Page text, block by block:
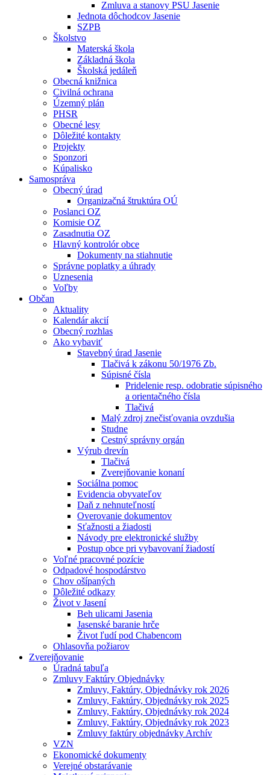
Zmluva a stanovy PSU Jasenie
Jednota dôchodcov Jasenie
SZPB
Školstvo
Materská škola
Základná škola
Školská jedáleň
Obecná knižnica
Civilná ochrana
Územný plán
PHSR
Obecné lesy
Dôležité kontakty
Projekty
Sponzori
Kúpalisko
Samospráva
Obecný úrad
Organizačná štruktúra OÚ
Poslanci OZ
Komisie OZ
Zasadnutia OZ
Hlavný kontrolór obce
Dokumenty na stiahnutie
Správne poplatky a úhrady
Uznesenia
Voľby
Občan
Aktuality
Kalendár akcií
Obecný rozhlas
Ako vybaviť
Stavebný úrad Jasenie
Tlačivá k zákonu 50/1976 Zb.
Súpisné čísla
Pridelenie resp. odobratie súpisného
a orientačného čísla
Tlačivá
Malý zdroj znečisťovania ovzdušia
Studne
Cestný správny orgán
Výrub drevín
Tlačivá
Zverejňovanie konaní
Sociálna pomoc
Evidencia obyvateľov
Daň z nehnuteľností
Overovanie dokumentov
Sťažnosti a žiadosti
Návody pre elektronické služby
Postup obce pri vybavovaní žiadostí
Voľné pracovné pozície
Odpadové hospodárstvo
Chov ošípaných
Dôležité odkazy
Život v Jasení
Beh ulicami Jasenia
Jasenské baranie hrče
Život ľudí pod Chabencom
Ohlasovňa požiarov
Zverejňovanie
Úradná tabuľa
Zmluvy Faktúry Objednávky
Zmluvy, Faktúry, Objednávky rok 2026
Zmluvy, Faktúry, Objednávky rok 2025
Zmluvy, Faktúry, Objednávky rok 2024
Zmluvy, Faktúry, Objednávky rok 2023
Zmluvy faktúry objednávky Archív
VZN
Ekonomické dokumenty
Verejné obstarávanie